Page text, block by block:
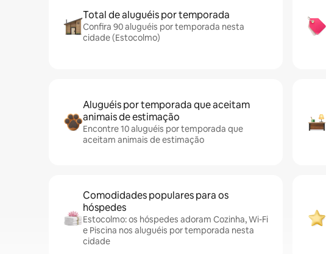
Total de aluguéis por temporada
Confira 90 aluguéis por temporada nesta
cidade (Estocolmo)
Aluguéis por temporada que aceitam
animais de estimação
Encontre 10 aluguéis por temporada que
aceitam animais de estimação
Comodidades populares para os
hóspedes
Estocolmo: os hóspedes adoram Cozinha, Wi-Fi
e Piscina nos aluguéis por temporada nesta
cidade